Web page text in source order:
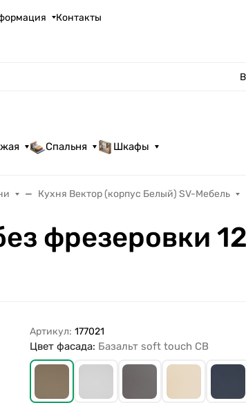
Контакты
Спальня Шкафы
Кухня Вектор (корпус Белый) SV-Мебель
фрезеровки
Артикул: 177021
Цвет фасада: Базальт soft touch СВ